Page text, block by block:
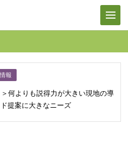
報
何よりも説得力が大きい現地の導
提案に大きなニーズ